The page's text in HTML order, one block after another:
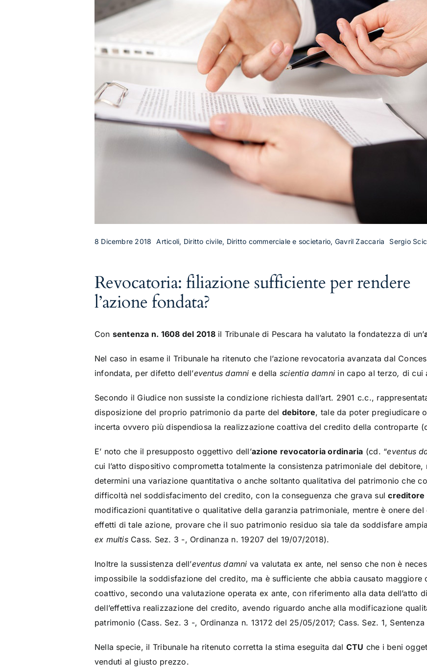
8 Dicembre 2018 Articoli, Diritto civile, Diritto commerciale e societario, Gavril Zaccaria Sergio
Revocatoria: filiazione sufficiente per rendere
l’azione fondata?
Con sentenza n. 1608 del 2018il Tribunale di Pescara ha valutato la fondatezza di un’
Nel caso in esame il Tribunale ha ritenuto che l’azione revocatoria avanzata dal
infondata, per difetto dell’eventus damni e della scientia damni in capo al terzo, di cui
Secondo il Giudice non sussiste la condizione richiesta dall’art. 2901 c.c.,
disposizione del proprio patrimonio da parte del debitore, tale da poter pregiudicare
incerta ovvero più dispendiosa la realizzazione coattiva del credito della controparte
E’ noto che il presupposto oggettivo dell’azione revocatoria ordinaria (cd. “eventus
cui l’atto dispositivo comprometta totalmente la consistenza patrimoniale del
determini una variazione quantitativa o anche soltanto qualitativa del patrimonio che
difficoltà nel soddisfacimento del credito, con la conseguenza che grava sulcreditore
modificazioni quantitative o qualitative della garanzia patrimoniale, mentre è onere
effetti di tale azione, provare che il suo patrimonio residuo sia tale da soddisfare
ex multis Cass. Sez. 3 -, Ordinanza n. 19207 del 19/07/2018).
Inoltre la sussistenza dell’eventus damni va valutata ex ante, nel senso che non è
impossibile la soddisfazione del credito, ma è sufficiente che abbia causato
coattivo, secondo una valutazione operata ex ante, con riferimento alla data dell’atto
dell’effettiva realizzazione del credito, avendo riguardo anche alla modificazione
patrimonio (Cass. Sez. 3 -, Ordinanza n. 13172 del 25/05/2017; Cass. Sez. 1,
Nella specie, il Tribunale ha ritenuto corretta la stima eseguita dal CTU che i beni
venduti al giusto prezzo.